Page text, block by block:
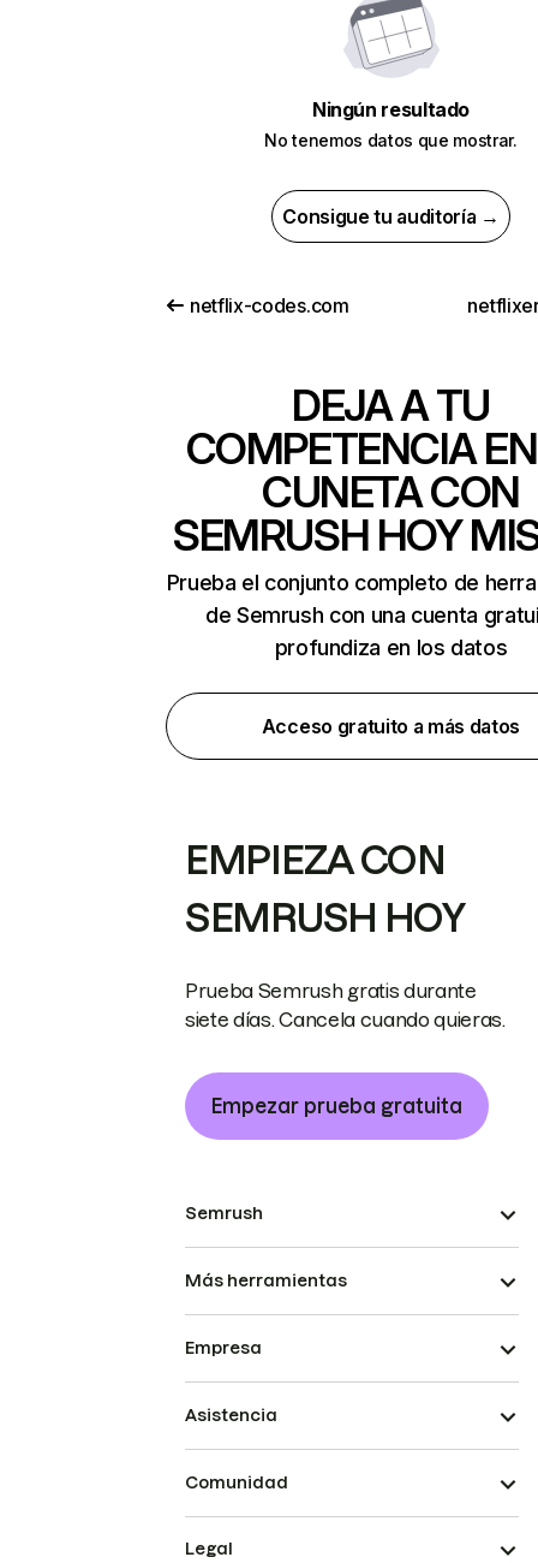
Ningún resultado
No tenemos datos que mostrar.
Consigue tu auditoría →
netflix-codes.com
DEJA A TU
COMPETENCIA
CUNETA CON
SEMRUSH HOY
Prueba el conjunto completo de
de Semrush con una cuenta
profundiza en los datos
Acceso gratuito a más datos
EMPIEZA CON
SEMRUSH HOY
Prueba Semrush gratis durante
siete días. Cancela cuando quieras.
Empezar prueba gratuita
Semrush
Más herramientas
Empresa
Asistencia
Comunidad
Legal